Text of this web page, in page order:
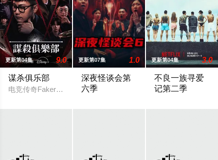
更新第04集 9.0
谋杀俱乐部
电竞传奇Faker、东方神起的最强昌珉、TXT的杋圭等神级阵容
更新第07集 1.0
深夜怪谈会第
六季
更新第04集 3.0
不良一族寻爱
记第二季